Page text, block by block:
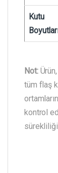
Kutu
Not:
tüm flaş
kontrol
sürekliliği